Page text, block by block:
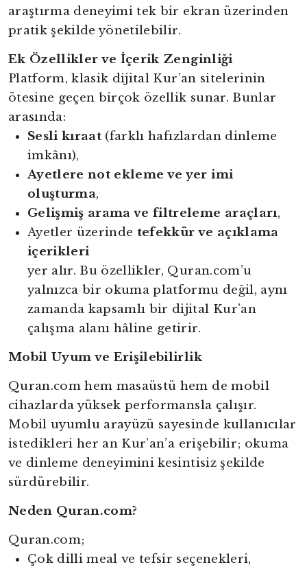
araştırma deneyimi tek bir ekran üzerinden
pratik şekilde yönetilebilir.
Ek Özellikler ve İçerik Zenginliği
Platform, klasik dijital Kur’an sitelerinin
ötesine geçen birçok özellik sunar. Bunlar
arasında:
Sesli kıraat (farklı hafızlardan dinleme
imkânı),
Ayetlere not ekleme ve yer imi
oluşturma,
Gelişmiş arama ve filtreleme araçları,
Ayetler üzerinde tefekkür ve açıklama
içerikleri
yer alır. Bu özellikler, Quran.com’u
yalnızca bir okuma platformu değil, aynı
zamanda kapsamlı bir dijital Kur’an
çalışma alanı hâline getirir.
Mobil Uyum ve Erişilebilirlik
Quran.com hem masaüstü hem de mobil
cihazlarda yüksek performansla çalışır.
Mobil uyumlu arayüzü sayesinde kullanıcılar
istedikleri her an Kur’an’a erişebilir; okuma
ve dinleme deneyimini kesintisiz şekilde
sürdürebilir.
Neden Quran.com?
Quran.com;
Çok dilli meal ve tefsir seçenekleri,